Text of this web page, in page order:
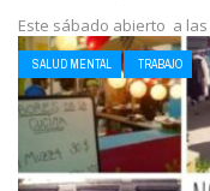
Este sábado abierto a
#984, La Plata) se
LEE MAS
SALUD MENTAL TRABAJO